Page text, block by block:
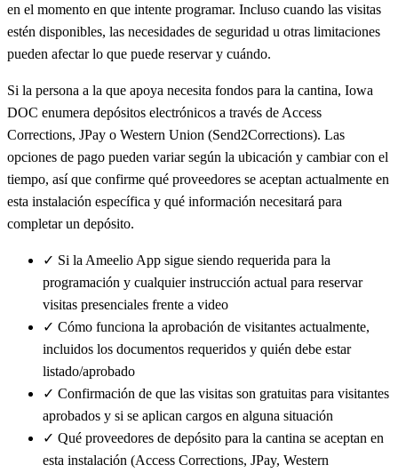
en el momento en que intente programar. Incluso cuando las visitas
estén disponibles, las necesidades de seguridad u otras limitaciones
pueden afectar lo que puede reservar y cuándo.
Si la persona a la que apoya necesita fondos para la cantina, Iowa
DOC enumera depósitos electrónicos a través de Access
Corrections, JPay o Western Union (Send2Corrections). Las
opciones de pago pueden variar según la ubicación y cambiar con el
tiempo, así que confirme qué proveedores se aceptan actualmente en
esta instalación específica y qué información necesitará para
completar un depósito.
✓ Si la Ameelio App sigue siendo requerida para la
programación y cualquier instrucción actual para reservar
visitas presenciales frente a video
✓ Cómo funciona la aprobación de visitantes actualmente,
incluidos los documentos requeridos y quién debe estar
listado/aprobado
✓ Confirmación de que las visitas son gratuitas para visitantes
aprobados y si se aplican cargos en alguna situación
✓ Qué proveedores de depósito para la cantina se aceptan en
esta instalación (Access Corrections, JPay, Western